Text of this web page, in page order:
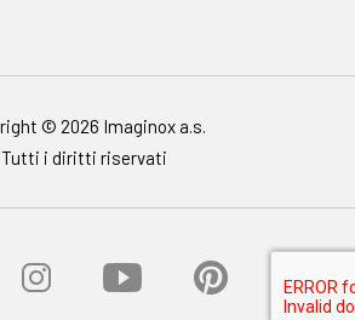
© 2026 Imaginox a.s.
Tutti i diritti riservati